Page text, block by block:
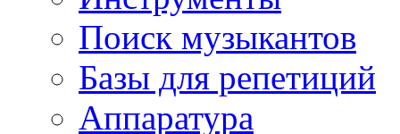
Поиск музыкантов
Базы для репетиций
Аппаратура